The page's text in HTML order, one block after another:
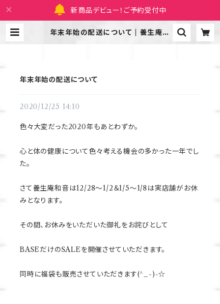
新商品デビュー！ご予約受付中
年末年始の配送について | 養生庵和
年末年始の配送について
2020/12/25 14:10
色々大変だった2020年もあとわずか。
心と体の健康について色々考える機会の多かった一年でし
た。
さて養生庵和音は12/28～1/2＆1/5～1/8は実店舗がお休
みとなります。
その間、お休みをいただいた御礼をお詫びとして
BASEだけのSALEを開催させていただきます。
同時に福袋も販売させていただきます(^_-)-☆